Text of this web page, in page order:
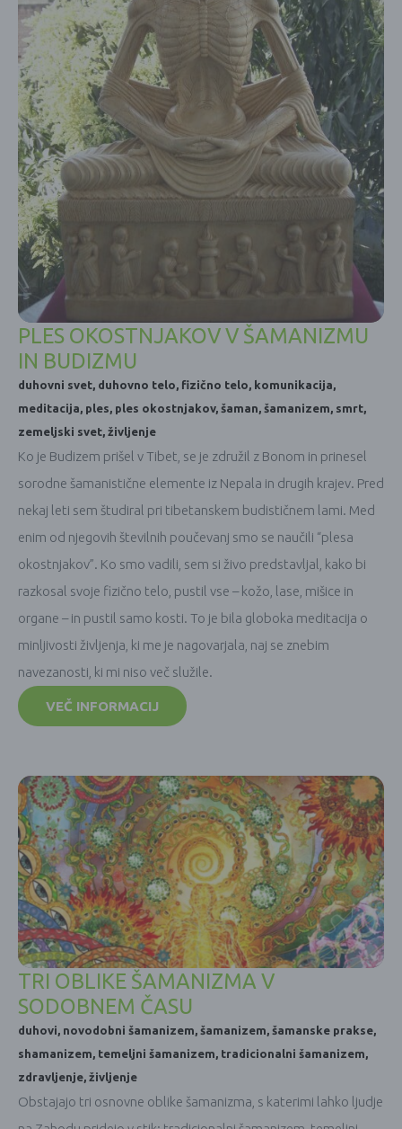
PLES OKOSTNJAKOV V ŠAMANIZMU
IN BUDIZMU
duhovni svet, duhovno telo, fizično telo, komunikacija,
meditacija, ples, ples okostnjakov, šaman, šamanizem, smrt,
zemeljski svet, življenje
Ko je Budizem prišel v Tibet, se je združil z Bonom in prinesel
sorodne šamanistične elemente iz Nepala in drugih krajev. Pred
nekaj leti sem študiral pri tibetanskem budističnem lami. Med
enim od njegovih številnih poučevanj smo se naučili “plesa
okostnjakov”. Ko smo vadili, sem si živo predstavljal, kako bi
razkosal svoje fizično telo, pustil vse – kožo, lase, mišice in
organe – in pustil samo kosti. To je bila globoka meditacija o
minljivosti življenja, ki me je nagovarjala, naj se znebim
navezanosti, ki mi niso več služile.
VEČ INFORMACIJ
TRI OBLIKE ŠAMANIZMA V
SODOBNEM ČASU
duhovi, novodobni šamanizem, šamanizem, šamanske prakse,
shamanizem, temeljni šamanizem, tradicionalni šamanizem,
zdravljenje, življenje
Obstajajo tri osnovne oblike šamanizma, s katerimi lahko ljudje